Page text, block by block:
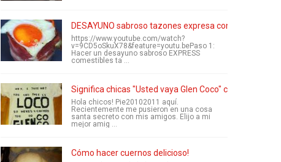
DESAYUNO sabroso tazones expresa comestibles
https://www.youtube.com/watch?
v=9CD5oSkuX78&feature=youtu.bePaso 1:
Hacer un desayuno sabroso EXPRESS
comestibles ta ...
Significa chicas "Usted vaya Glen Coco" camiseta
Hola chicos! Pie20102011 aquí.
Recientemente me pusieron en una cosa
santa secreto con mis amigos. Elijo a mi
mejor amig ...
Cómo hacer cuernos delicioso!